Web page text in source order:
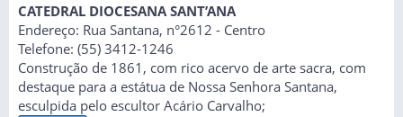
CATEDRAL DIOCESANA SANT’ANA
Endereço: Rua Santana, n°2612 - Centro
Telefone: (55) 3412-1246
Construção de 1861, com rico acervo de arte sacra, com
destaque para a estátua de Nossa Senhora Santana,
esculpida pelo escultor Acário Carvalho;